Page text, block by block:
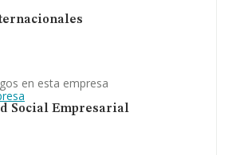
en esta empresa
Social Empresarial